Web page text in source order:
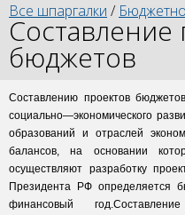
Все шпаргалки /
Составление
бюджетов
Составлению проектов
социально—экономического
образований и отраслей
балансов, на основании
осуществляют разработку
Президента РФ определяется
финансовый